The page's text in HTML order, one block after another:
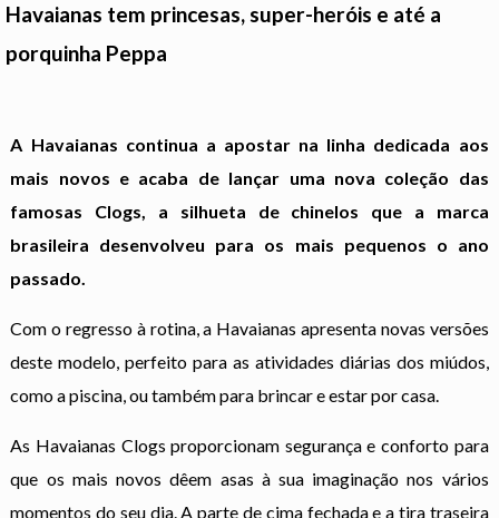
Havaianas tem princesas, super-heróis e até a
porquinha Peppa
A Havaianas continua a apostar na linha dedicada aos
mais novos e acaba de lançar uma nova coleção das
famosas Clogs, a silhueta de chinelos que a marca
brasileira desenvolveu para os mais pequenos o ano
passado.
Com o regresso à rotina, a Havaianas apresenta novas versões
deste modelo, perfeito para as atividades diárias dos miúdos,
como a piscina, ou também para brincar e estar por casa.
As Havaianas Clogs proporcionam segurança e conforto para
que os mais novos dêem asas à sua imaginação nos vários
momentos do seu dia. A parte de cima fechada e a tira traseira